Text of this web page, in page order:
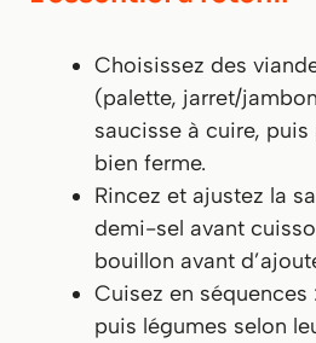
Choisissez des
(palette, jarret/
saucisse à cuire,
bien ferme.
Rincez et ajustez la
demi-sel avant
bouillon avant
Cuisez en séquences
puis légumes selon